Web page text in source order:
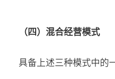
（四）混合经营模式
具备上述三种模式中的